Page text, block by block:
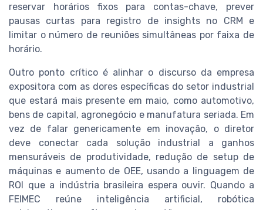
reservar horários fixos para contas-chave, prever
pausas curtas para registro de insights no CRM e
limitar o número de reuniões simultâneas por faixa de
horário.
Outro ponto crítico é alinhar o discurso da empresa
expositora com as dores específicas do setor industrial
que estará mais presente em maio, como automotivo,
bens de capital, agronegócio e manufatura seriada. Em
vez de falar genericamente em inovação, o diretor
deve conectar cada solução industrial a ganhos
mensuráveis de produtividade, redução de setup de
máquinas e aumento de OEE, usando a linguagem de
ROI que a indústria brasileira espera ouvir. Quando a
FEIMEC reúne inteligência artificial, robótica